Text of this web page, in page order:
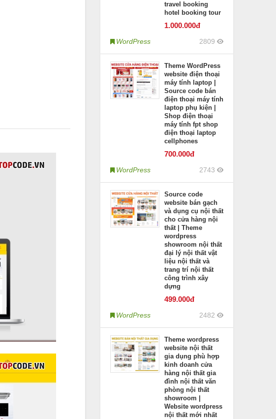
travel booking
hotel booking tour
1.000.000đ
WordPress 2809
Theme WordPress
website điện thoại
máy tính laptop |
Source code bán
điện thoại máy tính
laptop phụ kiện |
Shop điện thoại
máy tính fpt shop
điện thoại laptop
cellphones
700.000đ
WordPress 2743
Source code
website bán gạch
và dụng cụ nội thất
cho cửa hàng nội
thất | Theme
wordpress
showroom nội thất
đại lý nội thất vật
liệu nội thất và
trang trí nội thất
công trình xây
dựng
499.000đ
WordPress 2482
Theme wordpress
website nội thất
gia dụng phù hợp
kinh doanh cửa
hàng nội thất gia
đình nội thất văn
phòng nội thất
showroom |
Website wordpress
nội thất mới nhất